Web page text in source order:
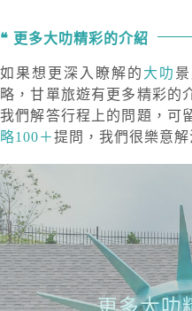
更多大叻精彩的介紹
如果想更深入瞭解的 大叻
略，甘單旅遊有更多精彩的
我們解答行程上的問題，可
略100＋提問，我們很樂意解